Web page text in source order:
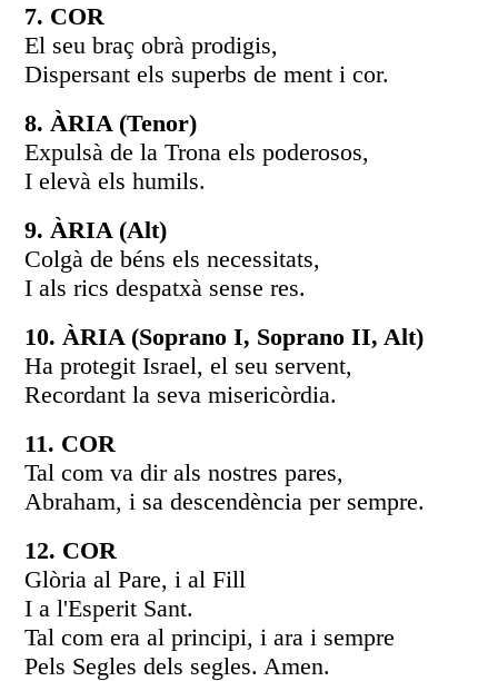
7. COR
El seu braç obrà prodigis,
Dispersant els superbs de ment i cor.
8. ÀRIA (Tenor)
Expulsà de la Trona els poderosos,
I elevà els humils.
9. ÀRIA (Alt)
Colgà de béns els necessitats,
I als rics despatxà sense res.
10. ÀRIA (Soprano I, Soprano II, Alt)
Ha protegit Israel, el seu servent,
Recordant la seva misericòrdia.
11. COR
Tal com va dir als nostres pares,
Abraham, i sa descendència per sempre.
12. COR
Glòria al Pare, i al Fill
I a l'Esperit Sant.
Tal com era al principi, i ara i sempre
Pels Segles dels segles. Amen.